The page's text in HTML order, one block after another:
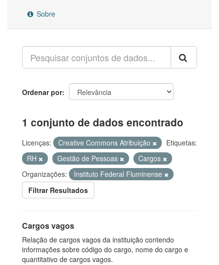
Sobre
Ordenar por
1 conjunto de dados encontrado
Licenças: Creative Commons Atribuição
Etiquetas:
RH
Gestão de Pessoas
Cargos
Organizações:
Instituto Federal Fluminense
Filtrar Resultados
Cargos vagos
Relação de cargos vagos da instituição contendo
informações sobre código do cargo, nome do cargo e
quantitativo de cargos vagos.